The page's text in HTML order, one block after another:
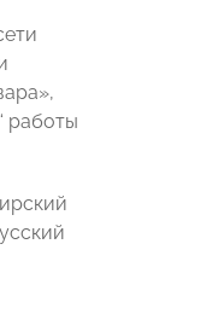
работы